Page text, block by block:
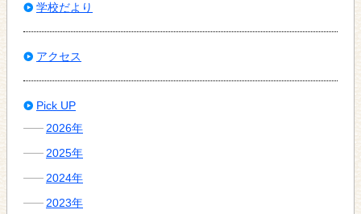
学校だより
アクセス
Pick UP
2026年
2025年
2024年
2023年